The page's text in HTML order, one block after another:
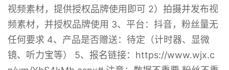
视频素材，提供授权品牌使用即可 2）拍摄并发布视
频素材，并授权品牌使用 3、平台：抖音，粉丝量无
任何要求 4、产品是否赠送：待定（计时器、显微
镜、听力宝等） 5、报名链接：https://www.wjx.c